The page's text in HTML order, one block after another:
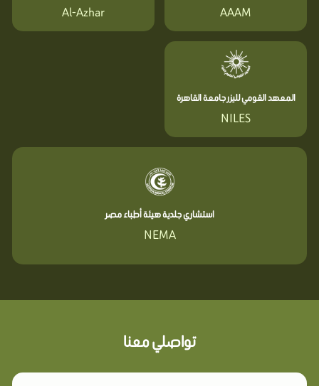
AAAM
Al-Azhar
المعهد القومي لليزر جامعة القاهرة
NILES
استشاري جلدية هيئة أطباء مصر
NEMA
تواصلي معنا